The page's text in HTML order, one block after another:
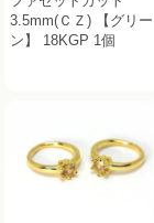
3.5mm(ＣＺ) 【グリー
ン】 18KGP 1個